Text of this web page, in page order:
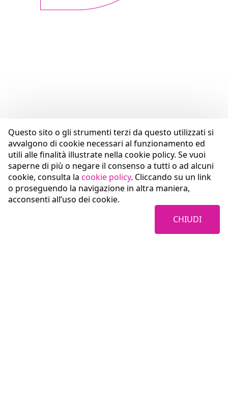
Questo sito o gli strumenti terzi da questo utilizzati si
avvalgono di cookie necessari al funzionamento ed
utili alle finalità illustrate nella cookie policy. Se vuoi
saperne di più o negare il consenso a tutti o ad alcuni
cookie, consulta la cookie policy. Cliccando su un link
o proseguendo la navigazione in altra maniera,
acconsenti all’uso dei cookie.
CHIUDI